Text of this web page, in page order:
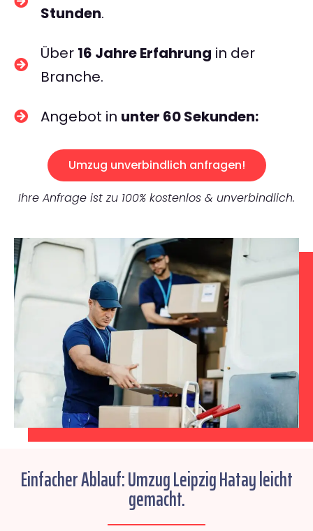
Stunden.
Über 16 Jahre Erfahrung in der
Branche.
Angebot in unter 60 Sekunden:
Umzug unverbindlich anfragen!
Ihre Anfrage ist zu 100% kostenlos & unverbindlich.
Einfacher Ablauf: Umzug Leipzig Hatay leicht
gemacht.